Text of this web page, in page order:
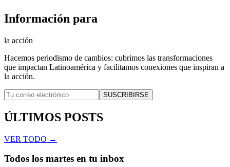
Información para
la acción
Hacemos periodismo de cambios: cubrimos las transformaciones
que impactan Latinoamérica y facilitamos conexiones que inspiran a
la acción.
SUSCRIBIRSE
ÚLTIMOS POSTS
VER TODO →
Todos los martes en tu inbox